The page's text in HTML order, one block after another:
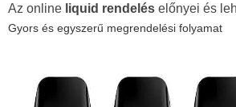
Az online liquid rendelés előnyei és
Gyors és egyszerű megrendelési folyamat